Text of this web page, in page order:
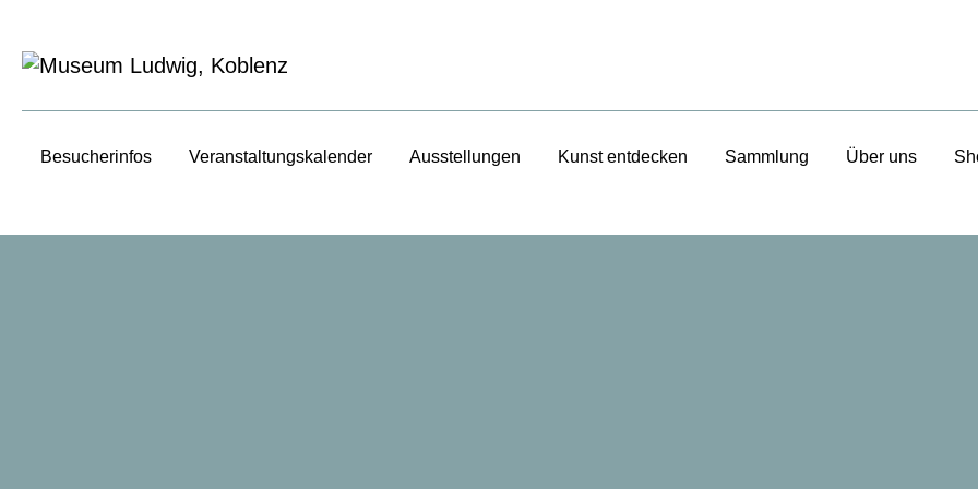
Besucherinfos Veranstaltungs­kalender Ausstellungen Kunst entdecken Sammlung Über uns